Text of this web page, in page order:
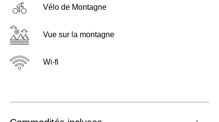
Vélo de Montagne
Vue sur la montagne
Wi-fi